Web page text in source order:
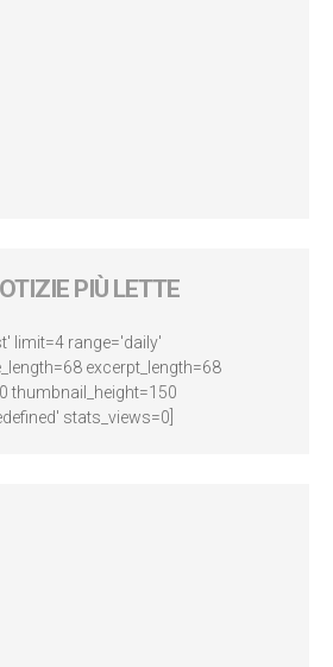
PIÙ LETTE
limit=4 range='daily'
excerpt_length=68
thumbnail_height=150
stats_views=0]